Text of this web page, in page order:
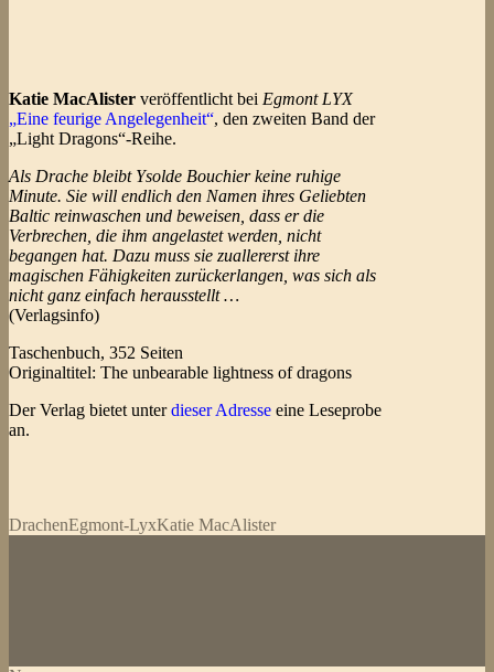
Katie MacAlister veröffentlicht bei Egmont LYX
„Eine feurige Angelegenheit“, den zweiten Band der
„Light Dragons“-Reihe.
Als Drache bleibt Ysolde Bouchier keine ruhige
Minute. Sie will endlich den Namen ihres Geliebten
Baltic reinwaschen und beweisen, dass er die
Verbrechen, die ihm angelastet werden, nicht
begangen hat. Dazu muss sie zuallererst ihre
magischen Fähigkeiten zurückerlangen, was sich als
nicht ganz einfach herausstellt …
(Verlagsinfo)
Taschenbuch, 352 Seiten
Originaltitel: The unbearable lightness of dragons
Der Verlag bietet unterdieser Adresse eine Leseprobe
an.
DrachenEgmont-LyxKatie MacAlister